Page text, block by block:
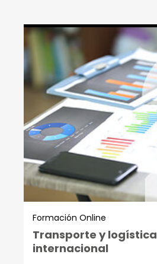
Formación Online
Transporte y logística
internacional